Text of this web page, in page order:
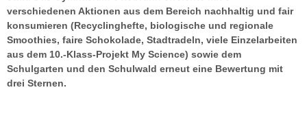
verschiedenen Aktionen aus dem Bereich nachhaltig und fair
konsumieren (Recyclinghefte, biologische und regionale
Smoothies, faire Schokolade, Stadtradeln, viele Einzelarbeiten
aus dem 10.-Klass-Projekt My Science) sowie dem
Schulgarten und den Schulwald erneut eine Bewertung mit
drei Sternen.